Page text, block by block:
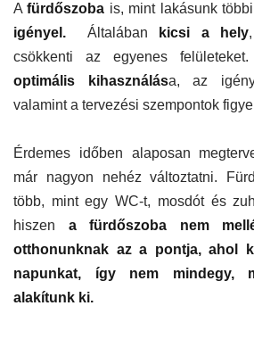
Afürdőszoba is, mint lakásunk
igényel. Általában kicsi a hely
csökkenti az egyenes
optimális kihasználása, az
valamint a tervezési szempontok
Érdemes időben alaposan
már nagyon nehéz változtatni.
több, mint egy WC-t, mosdót és
hiszen a fürdőszoba nem
otthonunknak az a pontja, ahol
napunkat, így nem mindegy,
alakítunk ki.